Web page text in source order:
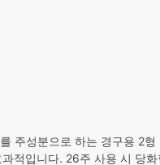
주성분으로 하는 경구용 2
적입니다. 26주 사용 시 당화